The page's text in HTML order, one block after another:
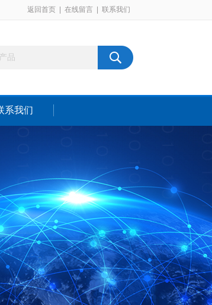
返回首页 在线留言 联系我们
系我们